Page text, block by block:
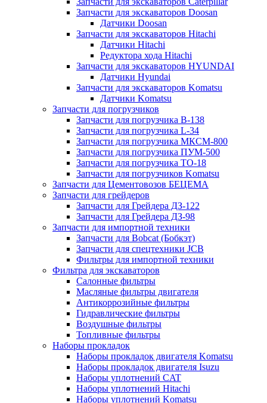
Запчасти для экскаваторов Doosan
Датчики Doosan
Запчасти для экскаваторов Hitachi
Датчики Hitachi
Редуктора хода Hitachi
Запчасти для экскаваторов HYUNDAI
Датчики Hyundai
Запчасти для экскаваторов Komatsu
Датчики Komatsu
Запчасти для погрузчиков
Запчасти для погрузчика B-138
Запчасти для погрузчика L-34
Запчасти для погрузчика МКСМ-800
Запчасти для погрузчика ПУМ-500
Запчасти для погрузчика ТО-18
Запчасти для погрузчиков Komatsu
Запчасти для Цементовозов БЕЦЕМА
Запчасти для грейдеров
Запчасти для Грейдера ДЗ-122
Запчасти для Грейдера ДЗ-98
Запчасти для импортной техники
Запчасти для Bobcat (Бобкэт)
Запчасти для спецтехники JCB
Фильтры для импортной техники
Фильтра для экскаваторов
Салонные фильтры
Масляные фильтры двигателя
Антикоррозийные фильтры
Гидравлические фильтры
Воздушные фильтры
Топливные фильтры
Наборы прокладок
Наборы прокладок двигателя Komatsu
Наборы прокладок двигателя Isuzu
Наборы уплотнений CAT
Наборы уплотнений Hitachi
Наборы уплотнений Komatsu